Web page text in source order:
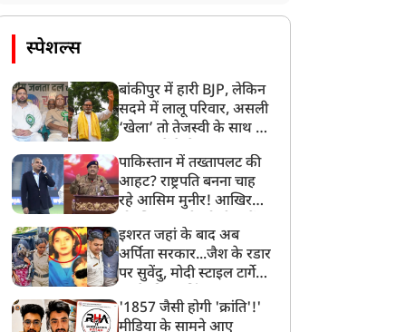
स्पेशल्स
बांकीपुर में हारी BJP, लेकिन
सदमे में लालू परिवार, असली
‘खेला’ तो तेजस्वी के साथ हो
पाकिस्तान में तख्तापलट की
आहट? राष्ट्रपति बनना चाह
रहे आसिम मुनीर! आखिर
बनाया मोहरा?
इशरत जहां के बाद अब
अर्पिता सरकार...जैश के रडार
पर सुवेंदु, मोदी स्टाइल टार्गेट
बड़ा एक्शन!
'1857 जैसी होगी 'क्रांति'!'
मीडिया के सामने आए